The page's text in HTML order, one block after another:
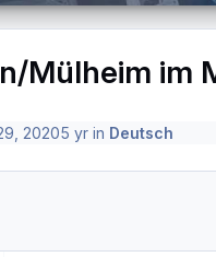
Mülheim im
20205 yrin Deutsch